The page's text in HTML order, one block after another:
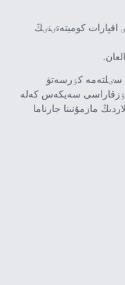
اقپارات كوميتەتٸنٸڭ
سٸلتەمە كٶرسەتۋ
كٶزقاراسى سەيكەس كەلە
مازمۇنىنا جارناما